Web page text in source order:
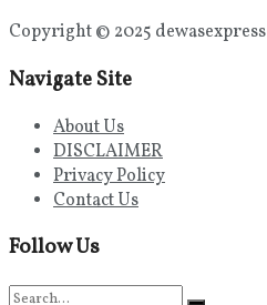
Copyright © 2025 dewasexpress
Navigate Site
About Us
DISCLAIMER
Privacy Policy
Contact Us
Follow Us